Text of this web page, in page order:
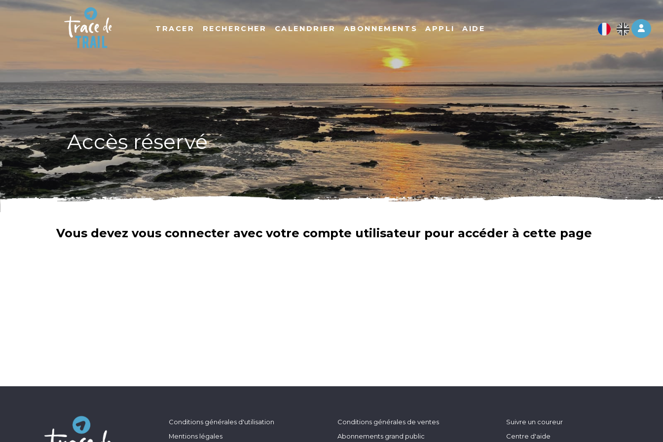
Log
TRACER RECHERCHER CALENDRIER ABONNEMENTS APPLI AIDE
Accès réservé
Vous devez vous connecter avec votre compte utilisateur pour accéder à cette page
Conditions générales d'utilisation
Mentions légales
Conditions générales de ventes
Abonnements grand public
Suivre un coureur
Centre d'aide